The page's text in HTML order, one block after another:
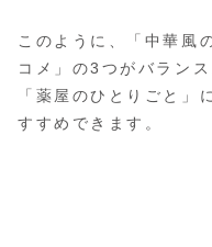
このように、「中華風
コメ」の3つがバラン
「薬屋のひとりごと」
すすめできます。